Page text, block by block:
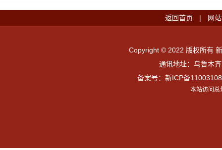
返回首页 | 网
Copyright © 2022 版权所有
通讯地址：乌鲁木
备案号： 新ICP备
本站访问